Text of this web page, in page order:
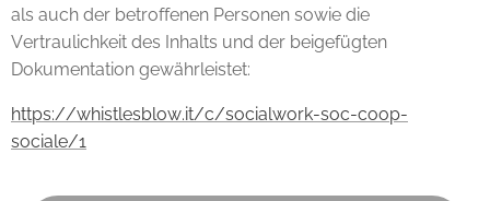
als auch der betroffenen Personen sowie die
Vertraulichkeit des Inhalts und der beigefügten
Dokumentation gewährleistet:
https://whistlesblow.it/c/socialwork-soc-coop-
sociale/1